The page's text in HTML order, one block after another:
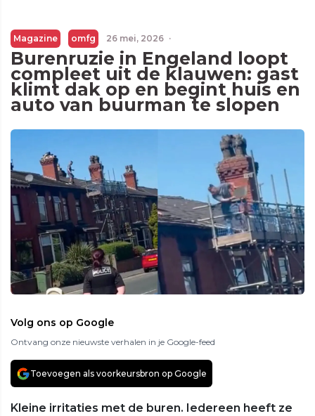
Magazine omfg 26 mei, 2026 ·
Burenruzie in Engeland loopt
compleet uit de klauwen: gast
klimt dak op en begint huis en
auto van buurman te slopen
Volg ons op Google
Ontvang onze nieuwste verhalen in je Google-feed
Toevoegen als voorkeursbron op Google
Kleine irritaties met de buren. Iedereen heeft ze